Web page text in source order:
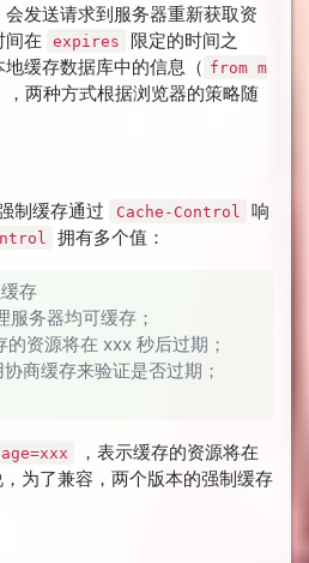
发送请求到服务器重新获取资
间在
expires
限定的时间之
缓存数据库中的信息（ from m
，两种方式根据浏览器的策略随
制缓存通过 Cache-Control
响
拥有多个值：
存
服务器均可缓存；
的资源将在 xxx 秒后过期；
商缓存来验证是否过期；
，表示缓存的资源将在
为了兼容，两个版本的强制缓存